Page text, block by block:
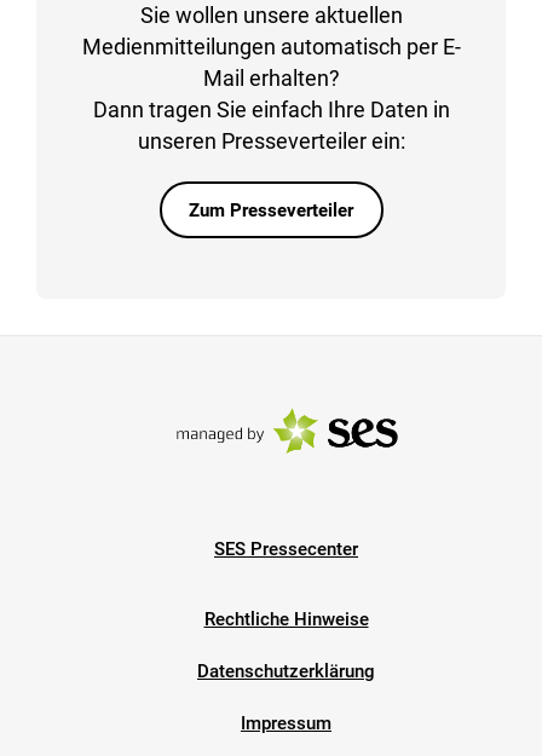
Sie wollen unsere aktuellen
Medienmitteilungen automatisch per E-
Mail erhalten?
Dann tragen Sie einfach Ihre Daten in
unseren Presseverteiler ein:
Zum Presseverteiler
SES Pressecenter
Rechtliche Hinweise
Datenschutzerklärung
Impressum